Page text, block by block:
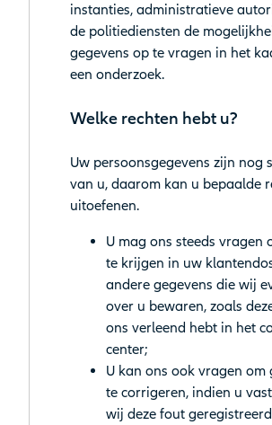
instanties, administratieve
de politiediensten de
gegevens op te vragen in het
een onderzoek.
Welke rechten hebt u?
Uw persoonsgegevens zijn nog
van u, daarom kan u bepaalde
uitoefenen.
U mag ons steeds vragen
te krijgen in uw
andere gegevens die wij
over u bewaren, zoals
ons verleend hebt in het
center;
U kan ons ook vragen om
te corrigeren, indien u
wij deze fout